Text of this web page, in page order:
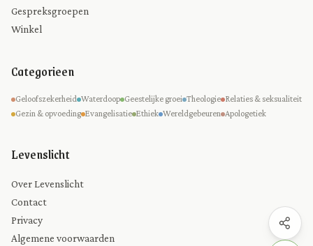
Gespreksgroepen
Winkel
Categorieen
Geloofszekerheid Waterdoop Geestelijke groei Theologie Relaties & seksualiteit
Gezin & opvoeding Evangelisatie Ethiek Wereldgebeuren Apologetiek
Levenslicht
Over Levenslicht
Contact
Privacy
Algemene voorwaarden